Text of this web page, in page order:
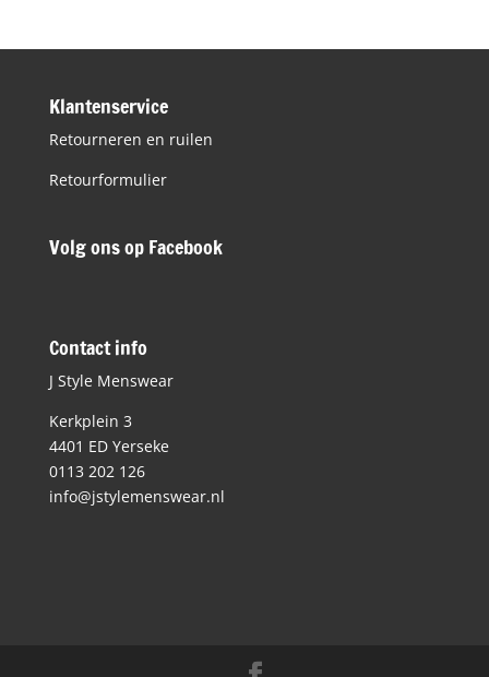
€119,95.€60,00.
Klantenservice
Retourneren en ruilen
Retourformulier
Volg ons op Facebook
Contact info
J Style Menswear
Kerkplein 3
4401 ED Yerseke
0113 202 126
info@jstylemenswear.nl